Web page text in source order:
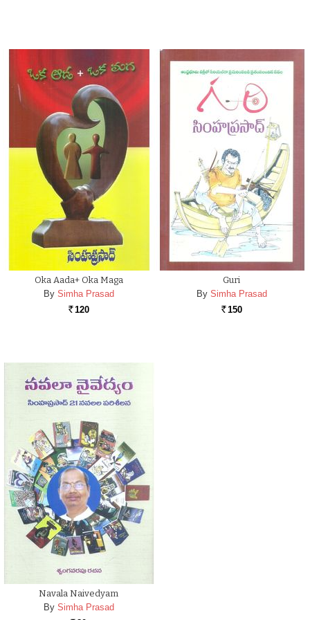
Oka Aada+ Oka Maga
By Simha Prasad
Rs. 120
Guri
By Simha Prasad
Rs. 150
Navala Naivedyam
By Simha Prasad